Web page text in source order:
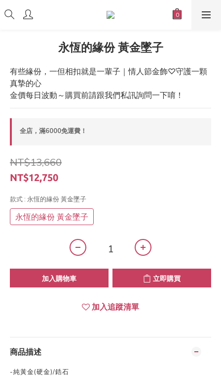
永恆的緣份 黃金墜子
有些緣份，一但相扣就是一輩子｜情人節金飾♡守護一顆
真摯的心
金價每日波動～購買前請跟我們私訊詢問一下唷！
全店，滿6000免運費！
NT$13,660
NT$12,750
款式 : 永恆的緣份 黃金墜子
永恆的緣份 黃金墜子
加入購物車 立即購買
加入追蹤清單
商品描述
-純黃金(硬金)/鋯石